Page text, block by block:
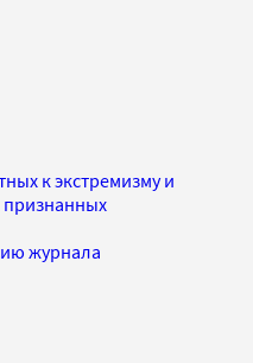
к экстремизму и
признанных
журнала